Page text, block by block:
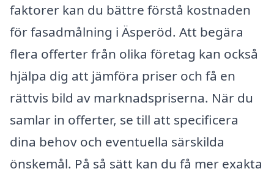
faktorer kan du bättre förstå kostnaden
för fasadmålning i Äsperöd. Att begära
flera offerter från olika företag kan också
hjälpa dig att jämföra priser och få en
rättvis bild av marknadspriserna. När du
samlar in offerter, se till att specificera
dina behov och eventuella särskilda
önskemål. På så sätt kan du få mer exakta